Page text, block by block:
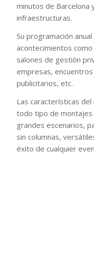
minutos de Barcelona
infraestructuras.
Su programación
acontecimientos
salones de gestión
empresas,
publicitarios, etc.
Las características
todo tipo de montajes
grandes escenarios,
sin columnas,
éxito de cualquier